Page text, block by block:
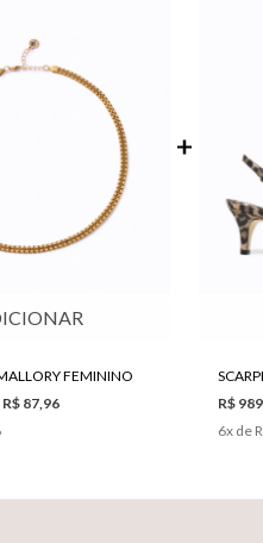
FEMININO
R$ 87,96
R$
6x de